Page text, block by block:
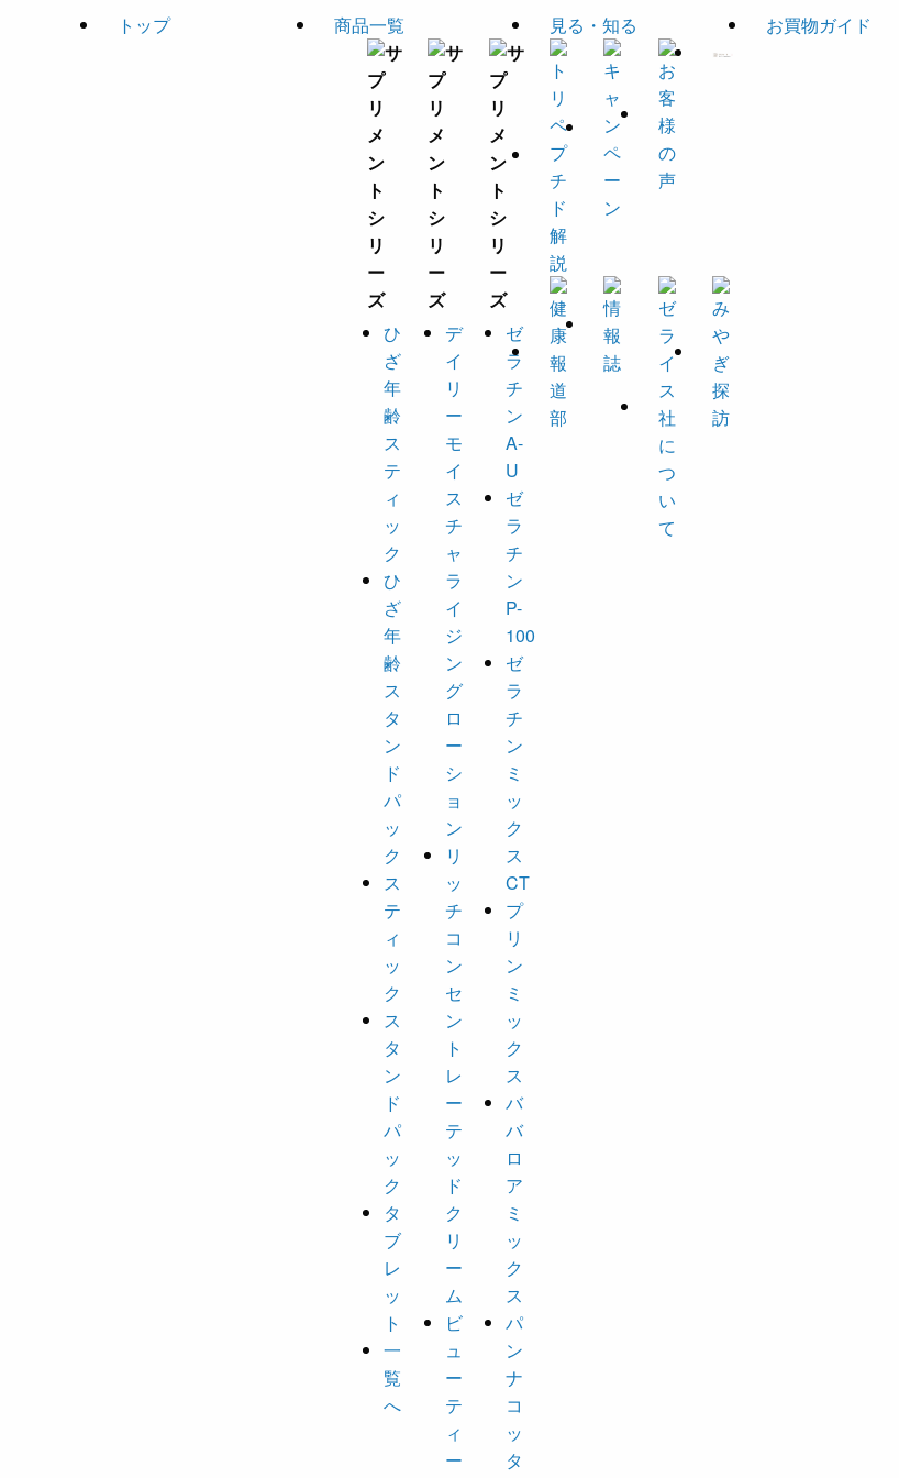
トップ 商品一覧
ひ
ざ
年
齢
ス
テ
ィ
ッ
ク
ひ
ざ
年
齢
ス
タ
ン
ド
パ
ッ
ク
ス
テ
ィ
ッ
ク
ス
タ
ン
ド
パ
ッ
ク
タ
ブ
レ
ッ
ト
一
覧
へ
デ
イ
リ
ー
モ
イ
ス
チ
ャ
ラ
イ
ジ
ン
グ
ロ
ー
シ
ョ
ン
リ
ッ
チ
コ
ン
セ
ン
ト
レ
ー
テ
ッ
ド
ク
リ
ー
ム
ビ
ュ
ー
テ
ィ
ー
ゼ
ラ
チ
ン
A-
U
ゼ
ラ
チ
ン
P-
100
ゼ
ラ
チ
ン
ミ
ッ
ク
ス
CT
プ
リ
ン
ミ
ッ
ク
ス
バ
バ
ロ
ア
ミ
ッ
ク
ス
パ
ン
ナ
コ
ッ
タ
見る・知る お買物ガイド